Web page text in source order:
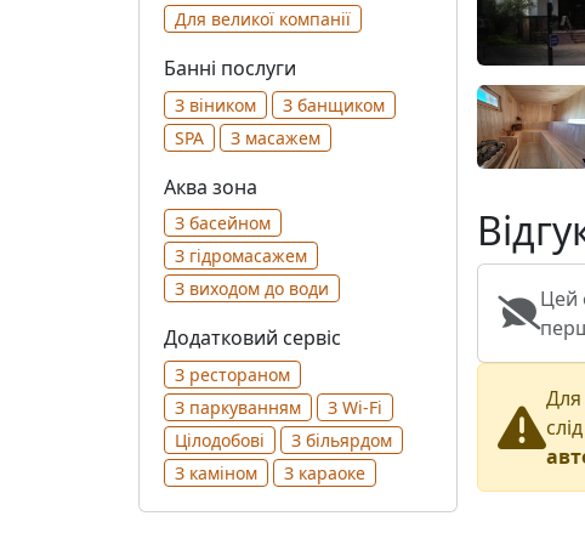
Цей
Для
слід
Для великої компанії
Банні послуги
З віником
З банщиком
SPA
З масажем
Аква зона
З басейном
З гідромасажем
З виходом до води
Додатковий сервіс
З рестораном
З паркуванням
З Wi-Fi
Цілодобові
З більярдом
З каміном
З караоке